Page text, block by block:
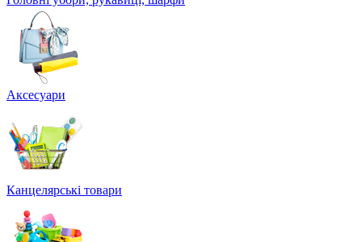
Аксесуари
Канцелярські товари